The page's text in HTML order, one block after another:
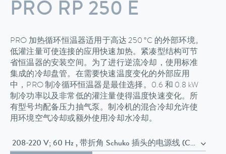
PRO RP 250 E
PRO 加热循环恒温器适用于高达 250 °C 的外部环境。
低灌注量可使连接的应用快速加热。紧凑型结构可节
省恒温器的安装空间。为了进行逆流冷却，使用标准
集成的冷却盘管。在需要快速温度变化的外部应用
中，PRO 制冷循环恒温器是最佳选择。0.6 和 0.8 kW
制冷功率以及非常低的灌注量使得温度快速变化。所
有型号均配备压力抽气泵。制冷机的混合冷却允许使
用环境空气冷却或额外使用冷却水冷却。
208-220 V; 60 Hz , 带折角 Schuko 插头的电源线 (CEE7/7)